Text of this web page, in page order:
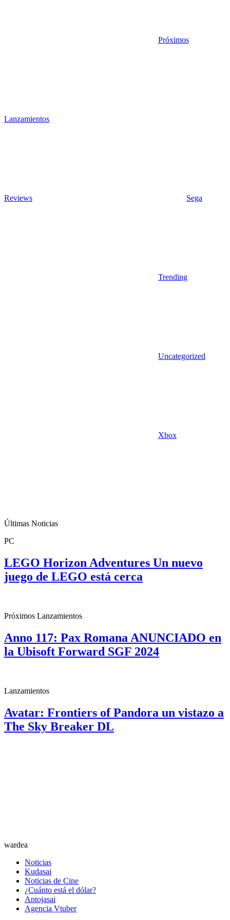
Próximos
Lanzamientos
Reviews Sega
Trending
Uncategorized
Xbox
Últimas Noticias
PC
LEGO Horizon Adventures Un nuevo
juego de LEGO está cerca
Próximos Lanzamientos
Anno 117: Pax Romana ANUNCIADO en
la Ubisoft Forward SGF 2024
Lanzamientos
Avatar: Frontiers of Pandora un vistazo a
The Sky Breaker DL
wardea
Noticias
Kudasai
Noticias de Cine
¿Cuánto está el dólar?
Antojasai
Agencia Vtuber